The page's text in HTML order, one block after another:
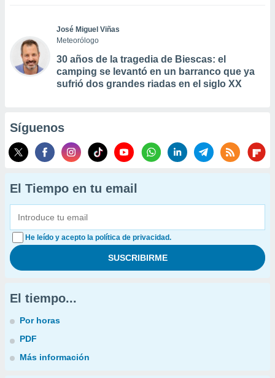
José Miguel Viñas
Meteorólogo
30 años de la tragedia de Biescas: el
camping se levantó en un barranco que ya
sufrió dos grandes riadas en el siglo XX
Síguenos
El Tiempo en tu email
He leído y acepto la política de privacidad.
El tiempo...
Por horas
PDF
Más información